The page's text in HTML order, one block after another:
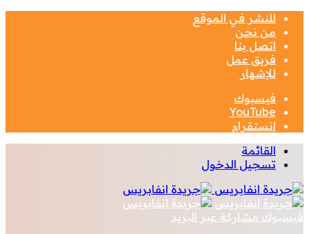
للنشر في الموقع
من نحن
اتصل بنا
فريق عمل
للإشهار
فيسبوك
‫YouTube
انستقرام
القائمة
تسجيل الدخول
فيسبوك مشاركة عبر البريد